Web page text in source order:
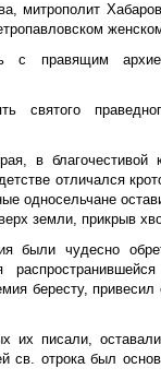
митрополит
с правящим
святого
в благочестивой
отличался
односельчане
земли, прикрыв
были чудесно
бересту, привесил
их писали,
св. отрока был